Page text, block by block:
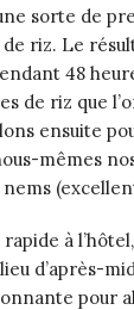
sorte de
riz. Le
48
de riz que
ensuite
mêmes
à
d’après-
pour